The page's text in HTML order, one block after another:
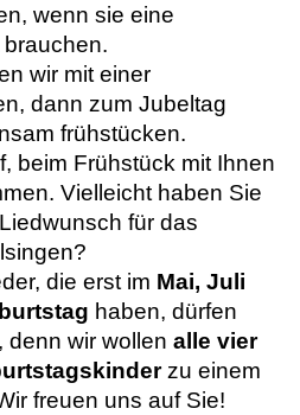
wenn sie eine
wir mit einer
dann zum Jubeltag
frühstücken.
beim Frühstück mit Ihnen
Vielleicht haben Sie
für das
die erst im Mai, Juli
haben, dürfen
denn wir wollen alle vier
zu einem
freuen uns auf Sie!